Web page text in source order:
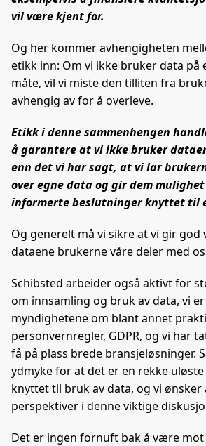
vil være kjent for.
Og her kommer avhengigheten
etikk inn: Om vi ikke bruker data på
måte, vil vi miste den tilliten fra
avhengig av for å overleve.
Etikk i denne sammenhengen
å garantere at vi ikke bruker
enn det vi har sagt, at vi lar
over egne data og gir dem
informerte beslutninger knyttet til
Og generelt må vi sikre at vi gir
dataene brukerne våre deler med
Schibsted arbeider også aktivt for
om innsamling og bruk av data, vi
myndighetene om blant annet
personvernregler, GDPR, og vi har
få på plass brede bransjeløsninger.
ydmyke for at det er en rekke
knyttet til bruk av data, og vi ønsker
perspektiver i denne viktige
Det er ingen fornuft bak å være